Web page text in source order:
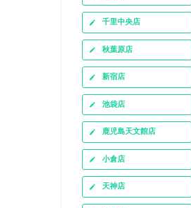
千里中央店
秋葉原店
新宿店
池袋店
鹿児島天文館店
小倉店
天神店